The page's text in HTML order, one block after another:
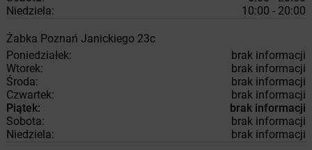
Niedziela:
10:00 - 20:00
Żabka Poznań Janickiego 23c
Poniedziałek:
brak informacji
Wtorek:
brak informacji
Środa:
brak informacji
Czwartek:
brak informacji
Piątek:
brak informacji
Sobota:
brak informacji
Niedziela:
brak informacji